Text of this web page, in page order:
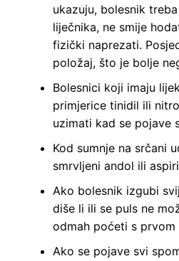
ukazuju, bolesnik
liječnika, ne smije
fizički naprezati.
položaj, što je bolje
Bolesnici koji imaju
primjerice tinidil ili
uzimati kad se pojave
Kod sumnje na srčani
smrvljeni andol ili
Ako bolesnik izgubi
diše li ili se puls ne
odmah poćeti s
Ako se pojave svi